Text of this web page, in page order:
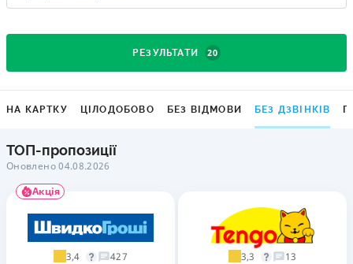
РЕЗУЛЬТАТИ 20
НА КАРТКУ ЦІЛОДОБОВО БЕЗ ВІДМОВИ БЕЗ ДЗВІНКІВ
ТОП-пропозиції
Оновлено 04.08.2026
Акція
3,4 427 3,3 13